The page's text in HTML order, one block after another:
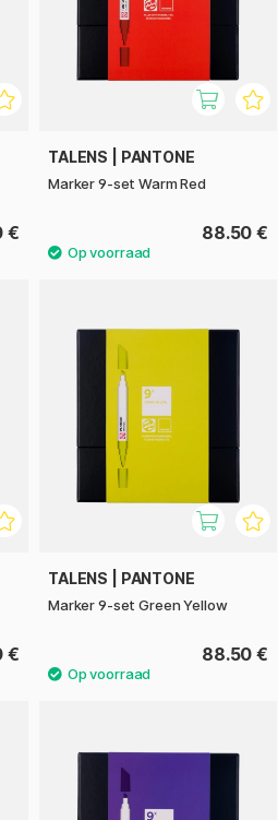
€
TALENS | PANTONE
Marker 9-set Warm Red
88.50 €
€
TALENS | PANTONE
Marker 9-set Green Yellow
88.50 €